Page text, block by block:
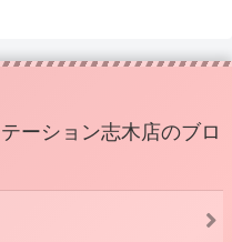
ーション志木店のブロ